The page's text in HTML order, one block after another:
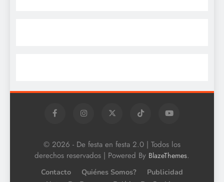
© 2026 - De festa en festa 2.0 | Todos los
derechos reservados | Powered By BlazeThemes.
Contacto Quiénes Somos?
Publicidad